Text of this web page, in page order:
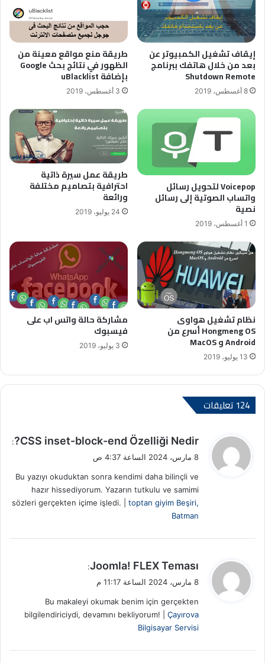
إيقاف تشغيل الكمبيوتر عن
بعد من خلال هاتفك ببرنامج
Shutdown Remote
8 أغسطس، 2019
طريقة منع مواقع معينة من
الظهور في نتائج بحث Google
بإضافة uBlacklist
3 أغسطس، 2019
Voicepop لتحويل رسائل
واتساب الصوتية إلى رسائل
نصية
1 أغسطس، 2019
طريقة عمل سيرة ذاتية
احترافية بتصاميم مختلفة
ورائعة
24 يوليو، 2019
نظام تشغيل هواوى
Hongmeng OS أسرع من
Android و MacOS
13 يوليو، 2019
مشاركة حالة واتس اب على
فيسبوك
3 يوليو، 2019
‫124 تعليقات
ي
ل
CSS inset-block-end Özelliği Nedir?
:
8 مارس، 2024 الساعة 4:37 ص
Bu yazıyı okuduktan sonra kendimi daha bilinçli ve
hazır hissediyorum. Yazarın tutkulu ve samimi
sözleri gerçekten içime işledi. | toptan giyim Beşiri,
Batman
ي
ل
Joomla! FLEX Teması
:
8 مارس، 2024 الساعة 11:17 م
Bu makaleyi okumak benim için gerçekten
bilgilendiriciydi, devamını bekliyorum! | Çayırova
Bilgisayar Servisi